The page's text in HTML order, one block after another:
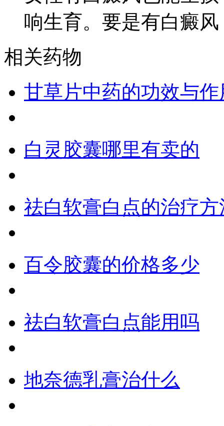
响生育。要是有白癜
相关药物
甘草片中药的功效与作
白灵胶囊哪里有卖的
祛白软膏白点的治疗方
百令胶囊的价格多少
祛白软膏白点能用吗
地奈德乳膏治什么